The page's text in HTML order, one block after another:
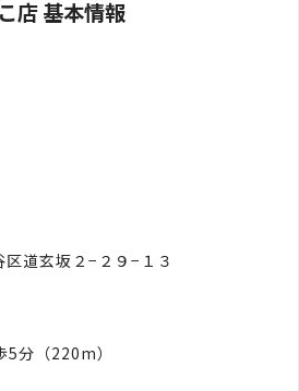
店 基本情報
道玄坂２−２９−１３
分（220m）